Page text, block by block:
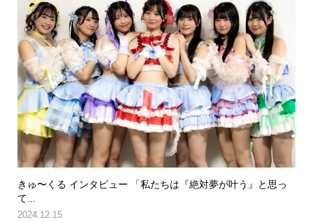
きゅ〜くる インタビュー 「私たちは『絶対夢が叶う』と思っ
て...
2024.12.15